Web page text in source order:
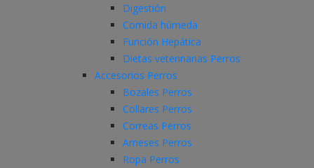
Digestión
Comida húmeda
Función Hepática
Dietas veterinarias Perros
Accesorios Perros
Bozales Perros
Collares Perros
Correas Perros
Arneses Perros
Ropa Perros